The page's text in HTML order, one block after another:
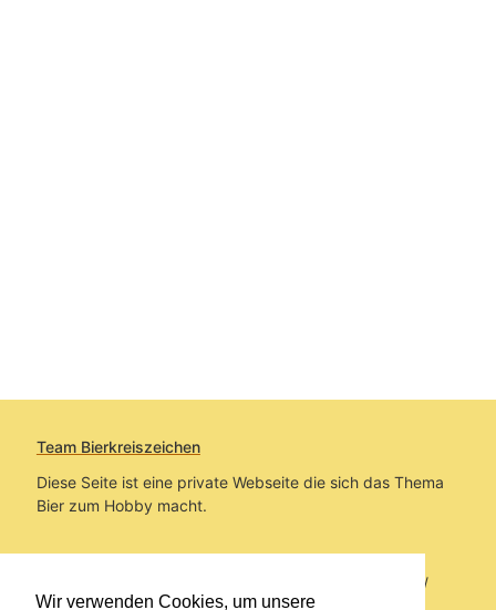
Wir verwenden Cookies, um unsere
Team Bierkreiszeichen
Diese Seite ist eine private Webseite die sich das Thema
Bier zum Hobby macht.
Sie befinden sich auf https://www.bierkreiszeichen.at/